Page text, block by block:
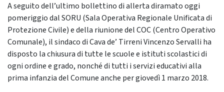
A seguito dell’ultimo bollettino di allerta diramato oggi
pomeriggio dal SORU (Sala Operativa Regionale Unificata di
Protezione Civile) e della riunione del COC (Centro Operativo
Comunale), il sindaco di Cava de’ Tirreni Vincenzo Servalli ha
disposto la chiusura di tutte le scuole e istituti scolastici di
ogni ordine e grado, nonché di tutti i servizi educativi alla
prima infanzia del Comune anche per giovedì 1 marzo 2018.